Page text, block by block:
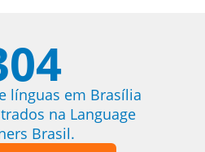
línguas em Brasília
na Language
Brasil.